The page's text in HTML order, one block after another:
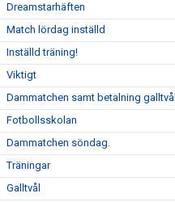
Dreamstarhäften
Match lördag inställd
Inställd träning!
Viktigt
Dammatchen samt betalning galltvål
Fotbollsskolan
Dammatchen söndag.
Träningar
Galltvål